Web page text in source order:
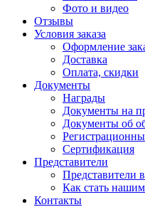
Фото и видео
Отзывы
Условия заказа
Оформление
Доставка
Оплата, скидки
Документы
Награды
Документы на
Документы об
Сертификация
Представители
Представители
Как стать
Контакты